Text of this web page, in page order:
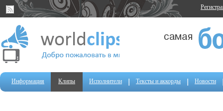
Информация Клипы Исполнители Тексты и аккорды Новости